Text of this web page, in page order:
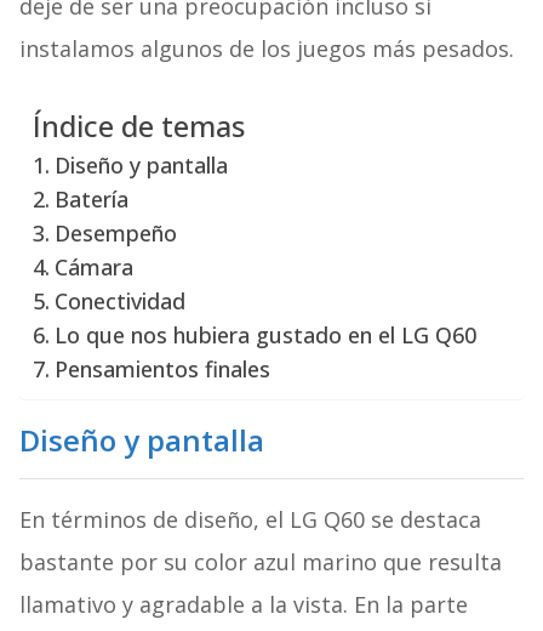
deje de ser una preocupación incluso si
instalamos algunos de los juegos más pesados.
Índice de temas
Diseño y pantalla
Batería
Desempeño
Cámara
Conectividad
Lo que nos hubiera gustado en el LG Q60
Pensamientos finales
Diseño y pantalla
En términos de diseño, el LG Q60 se destaca
bastante por su color azul marino que resulta
llamativo y agradable a la vista. En la parte